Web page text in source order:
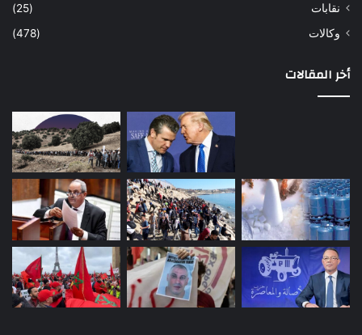
نقابات
(25)
وكالات
(478)
أخر المقالات